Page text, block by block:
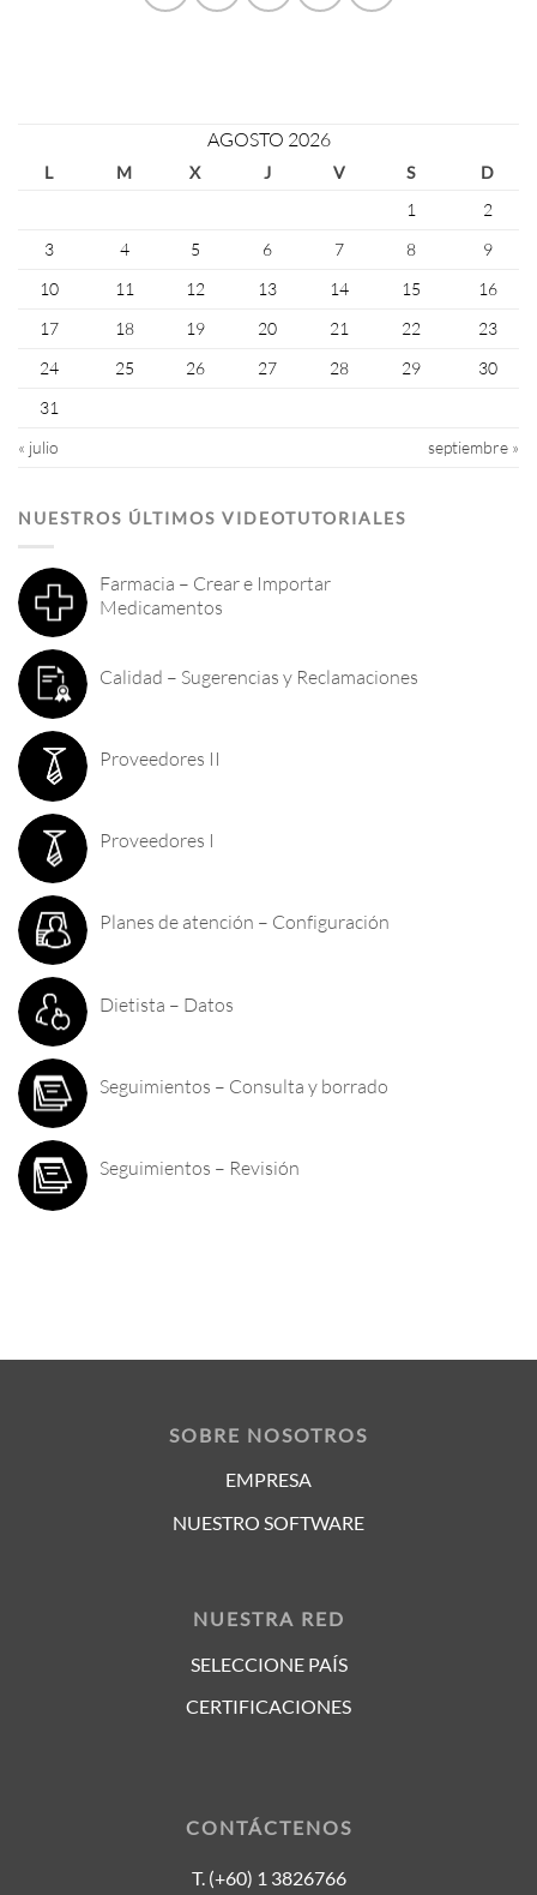
AGOSTO 2026
L M X J V S
D
1
2
3
4 5 6 7 8
9
10
11 12 13 14 15
16
17
18 19 20 21 22
23
24
25 26 27 28 29
30
31
« julio
septiembre »
NUESTROS ÚLTIMOS VIDEOTUTORIALES
Farmacia – Crear e Importar
Medicamentos
Calidad – Sugerencias y Reclamaciones
Proveedores II
Proveedores I
Planes de atención – Configuración
Dietista – Datos
Seguimientos – Consulta y borrado
Seguimientos – Revisión
SOBRE NOSOTROS
EMPRESA
NUESTRO SOFTWARE
NUESTRA RED
SELECCIONE PAÍS
CERTIFICACIONES
CONTÁCTENOS
T. (+60) 1 3826766